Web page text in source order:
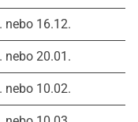
nebo 16.12.
nebo 20.01.
nebo 10.02.